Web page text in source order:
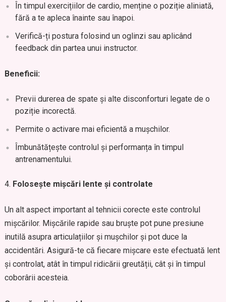
În timpul exercițiilor de cardio, menține o poziție aliniată,
fără a te apleca înainte sau înapoi.
Verifică-ți postura folosind un oglinzi sau aplicând
feedback din partea unui instructor.
Beneficii:
Previi durerea de spate și alte disconforturi legate de o
poziție incorectă.
Permite o activare mai eficientă a mușchilor.
Îmbunătățește controlul și performanța în timpul
antrenamentului.
Folosește mișcări lente și controlate
Un alt aspect important al tehnicii corecte este controlul
mișcărilor. Mișcările rapide sau bruște pot pune presiune
inutilă asupra articulațiilor și mușchilor și pot duce la
accidentări. Asigură-te că fiecare mișcare este efectuată lent
și controlat, atât în timpul ridicării greutății, cât și în timpul
coborârii acesteia.